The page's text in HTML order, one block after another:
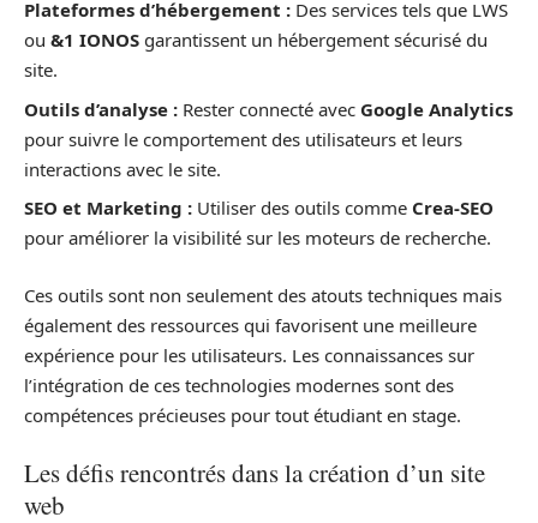
Plateformes d’hébergement : Des services tels que LWS
ou &1 IONOS garantissent un hébergement sécurisé du
site.
Outils d’analyse : Rester connecté avec Google Analytics
pour suivre le comportement des utilisateurs et leurs
interactions avec le site.
SEO et Marketing : Utiliser des outils comme Crea-SEO
pour améliorer la visibilité sur les moteurs de recherche.
Ces outils sont non seulement des atouts techniques mais
également des ressources qui favorisent une meilleure
expérience pour les utilisateurs. Les connaissances sur
l’intégration de ces technologies modernes sont des
compétences précieuses pour tout étudiant en stage.
Les défis rencontrés dans la création d’un site
web